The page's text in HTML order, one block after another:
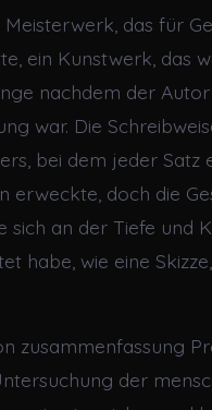
das für
ein Kunstwerk, das
nachdem der
war. Die
bei dem jeder Satz
erweckte, doch die
sich an der Tiefe und
habe, wie eine
zusammenfassung
der